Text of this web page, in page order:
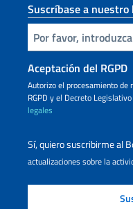
Suscríbase a
Inserta tu correo electronico
Aceptación del RGPD
Autorizo ​​el procesamiento de
RGPD y el Decreto
legales
Sí, quiero suscribirme al
actualizaciones sobre la